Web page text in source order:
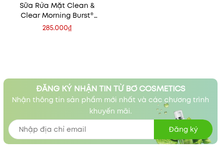
Sữa Rửa Mặt Clean &
Clear Morning Burst®
Facial Cleanser
285.000₫
ĐĂNG KÝ NHẬN TIN TỪ BƠ COSMETICS
Nhận thông tin sản phẩm mới nhất và các chương trình
khuyến mãi.
Đăng ký